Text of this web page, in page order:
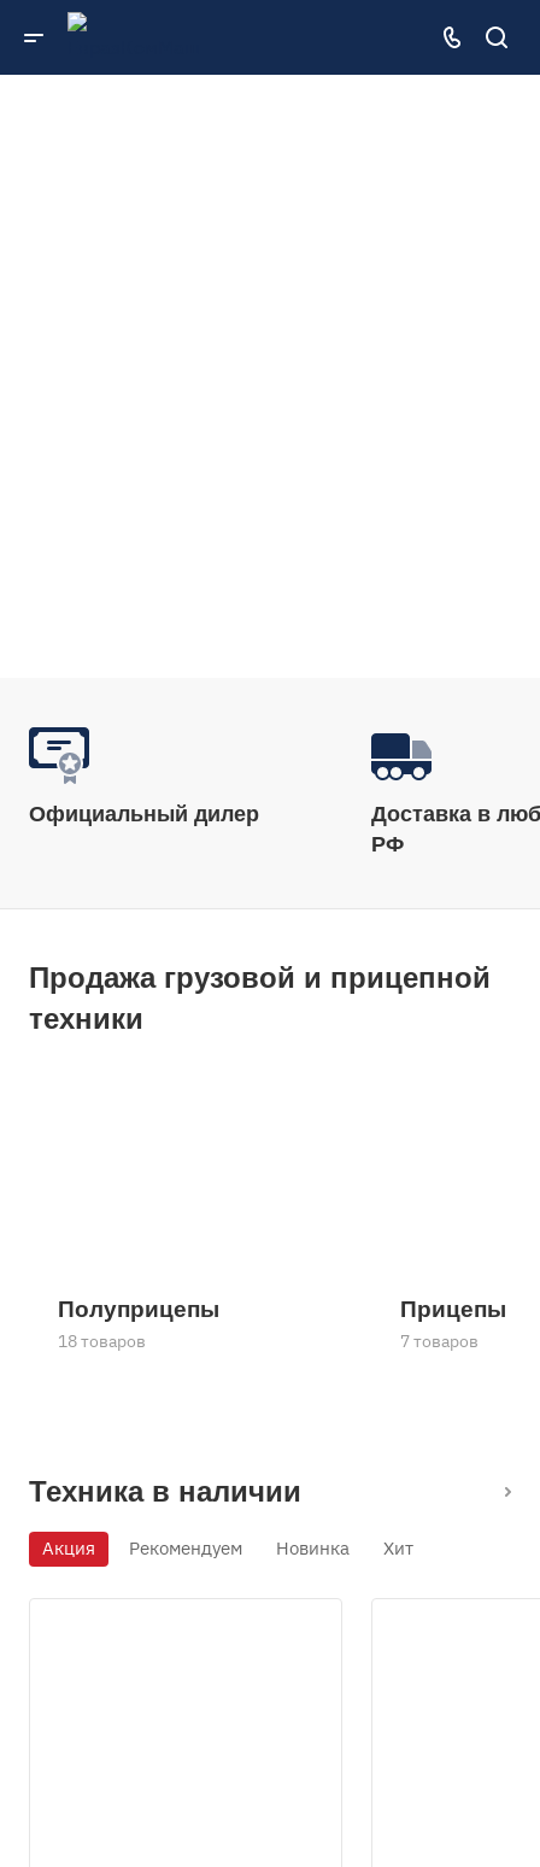
Официальный дилер
Доставка в
РФ
Продажа грузовой и прицепной
техники
Полуприцепы
18 товаров
Прицепы
7 товаров
Техника в наличии
Акция Рекомендуем Новинка Хит